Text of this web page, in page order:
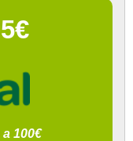
100€